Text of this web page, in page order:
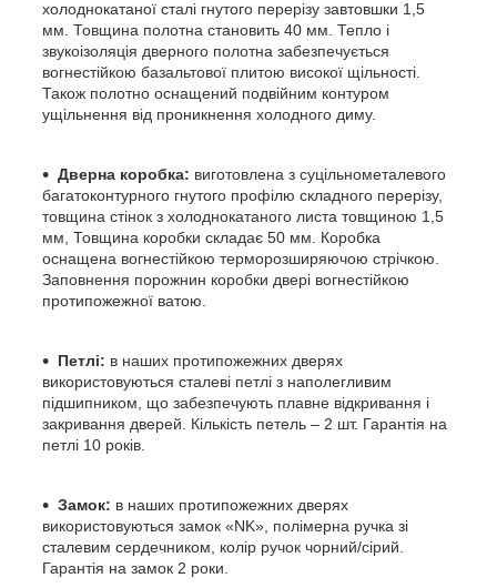
холоднокатаної сталі гнутого перерізу завтовшки 1,5
мм. Товщина полотна становить 40 мм. Тепло і
звукоізоляція дверного полотна забезпечується
вогнестійкою базальтової плитою високої щільності.
Також полотно оснащений подвійним контуром
ущільнення від проникнення холодного диму.
Дверна коробка: виготовлена з суцільнометалевого
багатоконтурного гнутого профілю складного перерізу,
товщина стінок з холоднокатаного листа товщиною 1,5
мм, Товщина коробки складає 50 мм. Коробка
оснащена вогнестійкою терморозширяючою стрічкою.
Заповнення порожнин коробки двері вогнестійкою
протипожежної ватою.
Петлі: в наших протипожежних дверях
використовуються сталеві петлі з наполегливим
підшипником, що забезпечують плавне відкривання і
закривання дверей. Кількість петель – 2 шт. Гарантія на
петлі 10 років.
Замок: в наших протипожежних дверях
використовуються замок «NK», полімерна ручка зі
сталевим сердечником, колір ручок чорний/сірий.
Гарантія на замок 2 роки.